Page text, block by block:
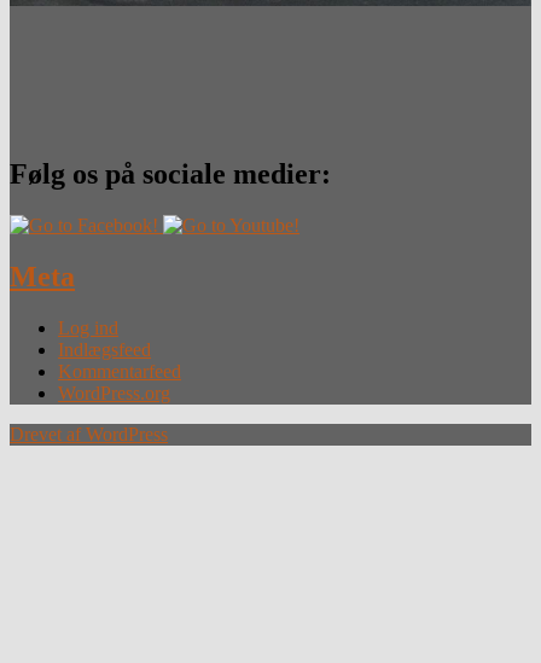
Følg os på sociale medier:
Meta
Log ind
Indlægsfeed
Kommentarfeed
WordPress.org
Drevet af WordPress